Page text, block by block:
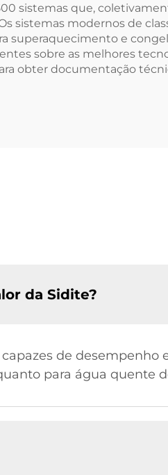
sistemas que,
sistemas modernos de
superaquecimento e
sobre as melhores
obter documentação
da Sidite?
de desempenho
para água quente